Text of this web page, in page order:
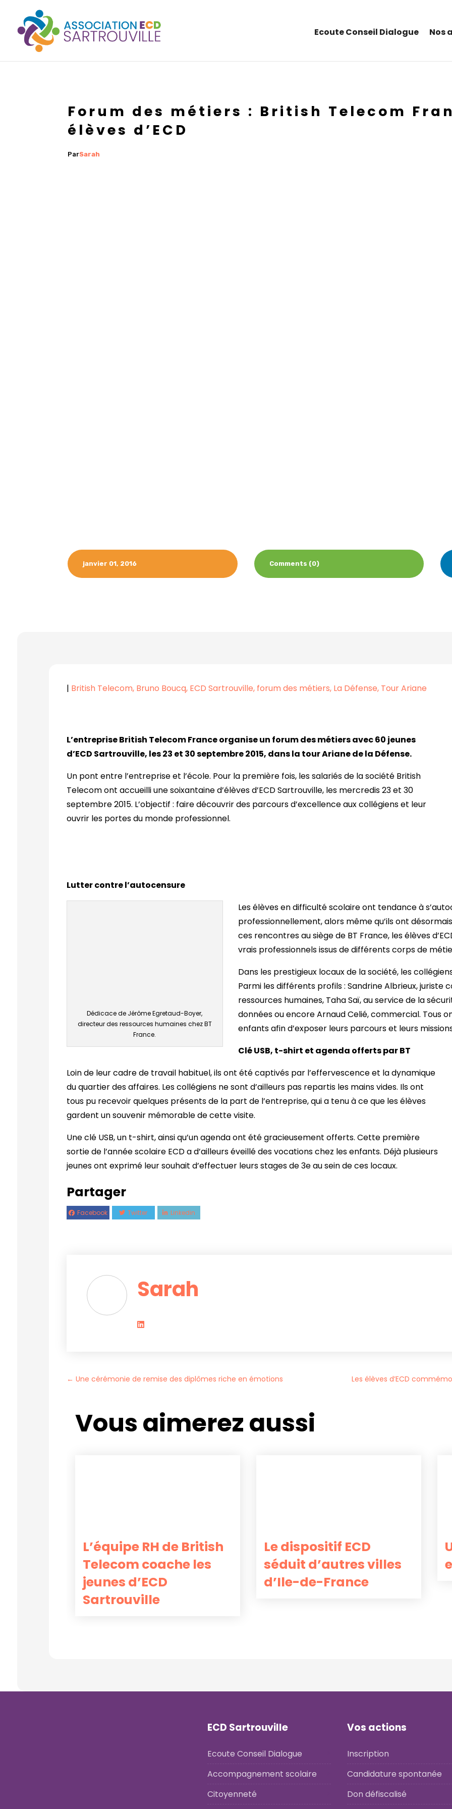
Ecoute Conseil Dialogue Nos
Forum des métiers : British Telecom
élèves d’ECD
ParSarah
janvier 01, 2016 Comments (0)
| British Telecom Bruno Boucq ECD Sartrouville forum des métiers La Défense Tour Ariane
L’entrepriseBritish Telecom France organise un forum des métiers avec 60 jeunes
d’ECD Sartrouville, les 23 et 30 septembre 2015, dans la tour Ariane de la Défense.
Un pont entre l’entreprise et l’école. Pour la première fois, les salariés de la société British
Telecom ont accueilli une soixantaine d’élèves d’ECD Sartrouville, les mercredis 23 et 30
septembre 2015. L’objectif : faire découvrir des parcours d’excellence aux collégiens et leur
ouvrir les portes du monde professionnel.
Lutter contre l’autocensure
Dédicace de Jérôme Egretaud-Boyer,
directeur des ressources humaines chez BT
France.
Les élèves en difficulté scolaire ont tendance à
professionnellement, alors même qu’ils ont
ces rencontres au siège de BT France, les élèves
vrais professionnels issus de différents corps de
Dans les prestigieux locaux de la société, les
Parmi les différents profils : Sandrine Albrieux, juriste
ressources humaines, Taha Saï, au service de la
données ou encore Arnaud Celié, commercial. Tous
enfants afin d’exposer leurs parcours et leurs
Clé USB, t-shirt et agenda offerts par BT
Loin de leur cadre de travail habituel, ils ont été captivés par l’effervescence et la dynamique
du quartier des affaires. Les collégiens ne sont d’ailleurs pas repartis les mains vides. Ils ont
tous pu recevoir quelques présents de la part de l’entreprise, qui a tenu à ce que les élèves
gardent un souvenir mémorable de cette visite.
Une clé USB, un t-shirt, ainsi qu’un agenda ont été gracieusement offerts. Cette première
sortie de l’année scolaire ECD a d’ailleurs éveillé des vocations chez les enfants. Déjà plusieurs
jeunes ont exprimé leur souhait d’effectuer leurs stages de 3e au sein de ces locaux.
Partager
Facebook Twitter Linkedin
Sarah
← Une cérémonie de remise des diplômes riche en émotions Les élèves d’ECD
Vous aimerez aussi
L’équipe RH de British
Telecom coache les
jeunes d’ECD
Sartrouville
Le dispositif ECD
séduit d’autres villes
d’Ile-de-France
ECD Sartrouville
Ecoute Conseil Dialogue
Accompagnement scolaire
Citoyenneté
Vos actions
Inscription
Candidature spontanée
Don défiscalisé